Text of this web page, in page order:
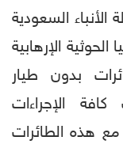
السعودية
الإرهابية
بدون طيار
الإجراءات
مع هذه الطائرات